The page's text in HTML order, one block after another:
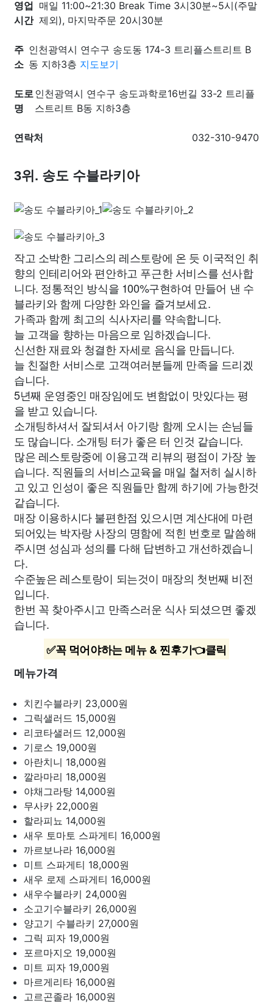
영업
시간
매일 11:00~21:30 Break Time 3시30분~5시(주말
제외), 마지막주문 20시30분
주
소
인천광역시 연수구 송도동 174-3 트리플스트리트 B
동 지하3층 지도보기
도로
명
인천광역시 연수구 송도과학로16번길 33-2 트리플
스트리트 B동 지하3층
연락처 032-310-9470
3위. 송도 수블라키아
작고 소박한 그리스의 레스토랑에 온 듯 이국적인 취
향의 인테리어와 편안하고 푸근한 서비스를 선사합
니다. 정통적인 방식을 100%구현하여 만들어 낸 수
블라키와 함께 다양한 와인을 즐겨보세요.
가족과 함께 최고의 식사자리를 약속합니다.
늘 고객을 향하는 마음으로 임하겠습니다.
신선한 재료와 청결한 자세로 음식을 만듭니다.
늘 친절한 서비스로 고객여러분들께 만족을 드리겠
습니다.
5년째 운영중인 매장임에도 변함없이 맛있다는 평
을 받고 있습니다.
소개팅하셔서 잘되셔서 아기랑 함께 오시는 손님들
도 많습니다. 소개팅 터가 좋은 터 인것 같습니다.
많은 레스토랑중에 이용고객 리뷰의 평점이 가장 높
습니다. 직원들의 서비스교육을 매일 철저히 실시하
고 있고 인성이 좋은 직원들만 함께 하기에 가능한것
같습니다.
매장 이용하시다 불편한점 있으시면 계산대에 마련
되어있는 박자랑 사장의 명함에 적힌 번호로 말씀해
주시면 성심과 성의를 다해 답변하고 개선하겠습니
다.
수준높은 레스토랑이 되는것이 매장의 첫번째 비전
입니다.
한번 꼭 찾아주시고 만족스러운 식사 되셨으면 좋겠
습니다.
✅꼭 먹어야하는 메뉴 & 찐후기👈클릭
메뉴가격
치킨수블라키 23,000원
그릭샐러드 15,000원
리코타샐러드 12,000원
기로스 19,000원
아란치니 18,000원
깔라마리 18,000원
야채그라탕 14,000원
무사카 22,000원
할라피뇨 14,000원
새우 토마토 스파게티 16,000원
까르보나라 16,000원
미트 스파게티 18,000원
새우 로제 스파게티 16,000원
새우수블라키 24,000원
소고기수블라키 26,000원
양고기 수블라키 27,000원
그릭 피자 19,000원
포르마지오 19,000원
미트 피자 19,000원
마르게리타 16,000원
고르곤졸라 16,000원